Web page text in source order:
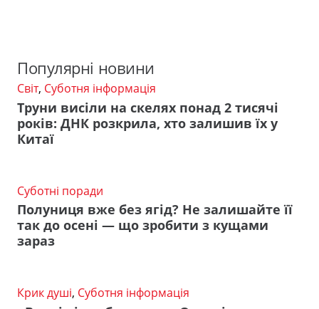
Популярні новини
Світ, Суботня інформація
Труни висіли на скелях понад 2 тисячі
років: ДНК розкрила, хто залишив їх у
Китаї
Суботні поради
Полуниця вже без ягід? Не залишайте її
так до осені — що зробити з кущами
зараз
Крик душі, Суботня інформація